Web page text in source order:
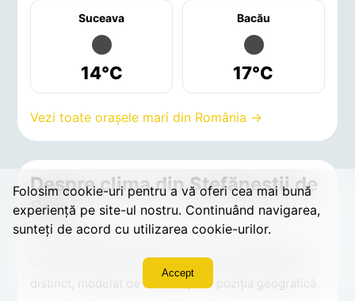
Suceava
14°C
Bacău
17°C
Vezi toate orașele mari din România →
Despre clima din Ştefăneştii de
Sus
Localitatea Ştefăneştii de Sus, din județul Ilfov, este
situată în Muntenia, o regiune cu un profil climatic
distinct, modelat de relieful și de poziția geografică
Folosim cookie-uri pentru a vă oferi cea mai bună
experiență pe site-ul nostru. Continuând navigarea,
sunteți de acord cu utilizarea cookie-urilor.
Accept